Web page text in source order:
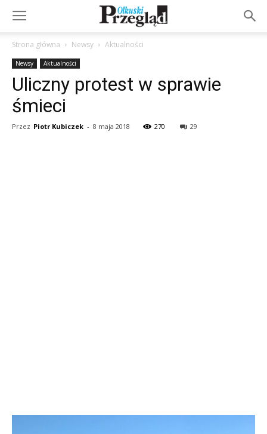
Strona główna Newsy Aktualności
Newsy Aktualności
Uliczny protest w sprawie
śmieci
Przez Piotr Kubiczek - 8 maja 2018 270 29